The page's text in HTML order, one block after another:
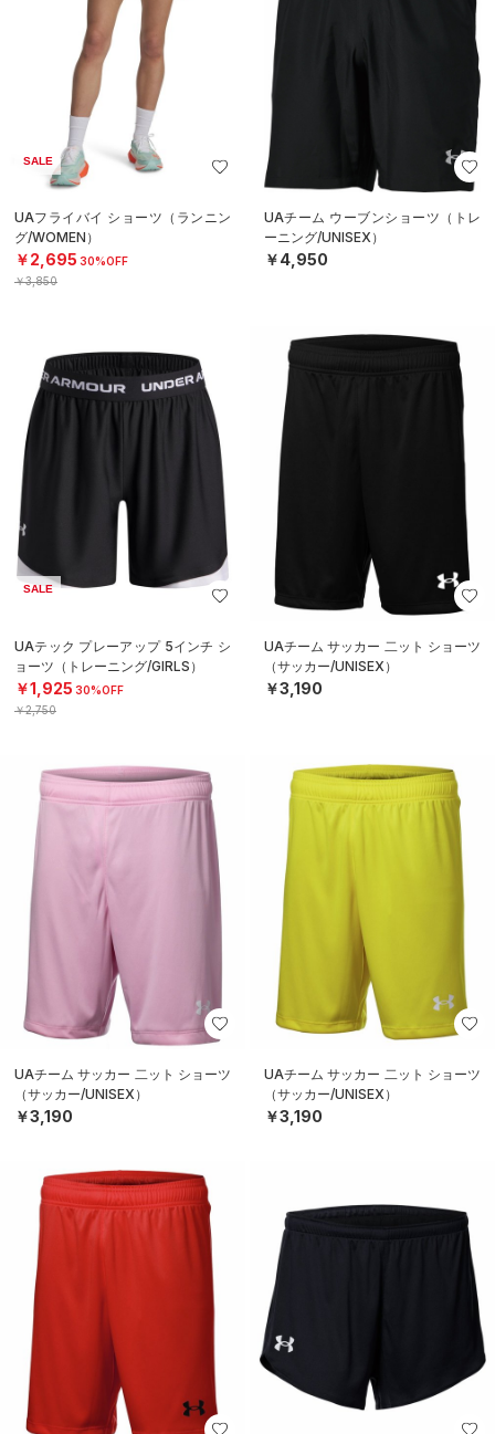
SALE
UAフライバイ ショーツ（ランニン
グ/WOMEN）
￥2,695 30%OFF
￥3,850
UAチーム ウーブンショーツ（トレ
ーニング/UNISEX）
￥4,950
SALE
UAテック プレーアップ 5インチ シ
ョーツ（トレーニング/GIRLS）
￥1,925 30%OFF
￥2,750
UAチーム サッカー 二ット ショーツ
（サッカー/UNISEX）
￥3,190
UAチーム サッカー 二ット ショーツ
（サッカー/UNISEX）
￥3,190
UAチーム サッカー 二ット ショーツ
（サッカー/UNISEX）
￥3,190